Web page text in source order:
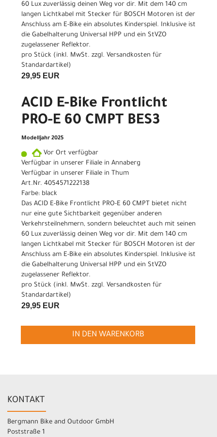
60 Lux zuverlässig deinen Weg vor dir. Mit dem 140 cm
langen Lichtkabel mit Stecker für BOSCH Motoren ist der
Anschluss am E-Bike ein absolutes Kinderspiel. Inklusive ist
die Gabelhalterung Universal HPP und ein StVZO
zugelassener Reflektor.
pro Stück (inkl. MwSt. zzgl. Versandkosten für
Standardartikel)
29,95 EUR
ACID E-Bike Frontlicht
PRO-E 60 CMPT BES3
Modelljahr 2025
Vor Ort verfügbar
Verfügbar in unserer Filiale in Annaberg
Verfügbar in unserer Filiale in Thum
Art.Nr. 4054571222138
Farbe: black
Das ACID E-Bike Frontlicht PRO-E 60 CMPT bietet nicht
nur eine gute Sichtbarkeit gegenüber anderen
Verkehrsteilnehmern, sondern beleuchtet auch mit seinen
60 Lux zuverlässig deinen Weg vor dir. Mit dem 140 cm
langen Lichtkabel mit Stecker für BOSCH Motoren ist der
Anschluss am E-Bike ein absolutes Kinderspiel. Inklusive ist
die Gabelhalterung Universal HPP und ein StVZO
zugelassener Reflektor.
pro Stück (inkl. MwSt. zzgl. Versandkosten für
Standardartikel)
29,95 EUR
IN DEN WARENKORB
KONTAKT
Bergmann Bike and Outdoor GmbH
Poststraße 1